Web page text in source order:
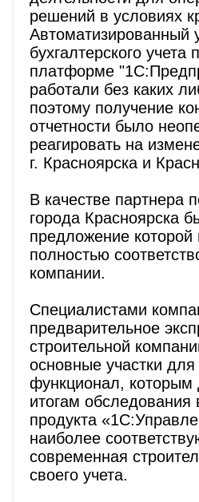
решений в условиях
Автоматизированный
бухгалтерского
платформе
работали без каких
поэтому получение
отчетности было
реагировать на
г. Красноярска и
В качестве
города Красноярска
предложение которой
полностью
компании.
Специалистами
предварительное
строительной
основные участки
функционал, которым
итогам
продукта
наиболее
современная
своего учета.